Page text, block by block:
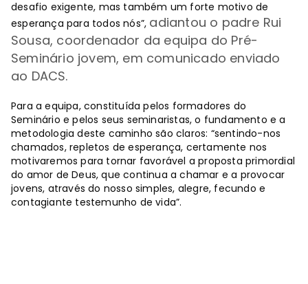
desafio exigente, mas também um forte motivo de
esperança para todos nós”, adiantou o padre Rui
Sousa, coordenador da equipa do Pré-
Seminário jovem, em comunicado enviado
ao DACS.
Para a equipa, constituída pelos formadores do
Seminário e pelos seus seminaristas, o fundamento e a
metodologia deste caminho são claros: “sentindo-nos
chamados, repletos de esperança, certamente nos
motivaremos para tornar favorável a proposta primordial
do amor de Deus, que continua a chamar e a provocar
jovens, através do nosso simples, alegre, fecundo e
contagiante testemunho de vida”.